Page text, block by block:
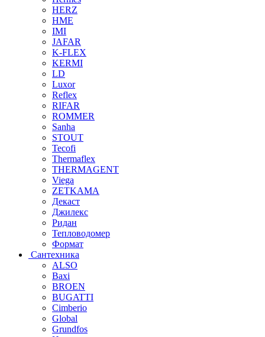
HERZ
HME
IMI
JAFAR
K-FLEX
KERMI
LD
Luxor
Reflex
RIFAR
ROMMER
Sanha
STOUT
Tecofi
Thermaflex
THERMAGENT
Viega
ZETKAMA
Декаст
Джилекс
Ридан
Тепловодомер
Формат
Сантехника
ALSO
Baxi
BROEN
BUGATTI
Cimberio
Global
Grundfos